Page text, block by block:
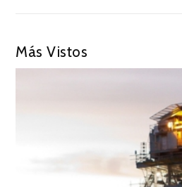
Más Vistos